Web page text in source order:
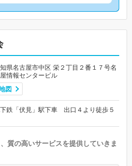
県名古屋市中区 栄２丁目２番１７号名
情報センタービル
図
鉄「伏見」駅下車 出口４より徒歩５
質の高いサービスを提供していきま